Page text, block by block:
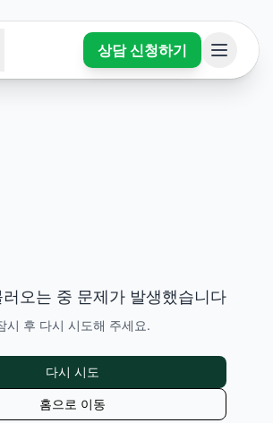
상담 신청하기
오는 중 문제가 발생했습니다
시 후 다시 시도해 주세요.
다시 시도
홈으로 이동